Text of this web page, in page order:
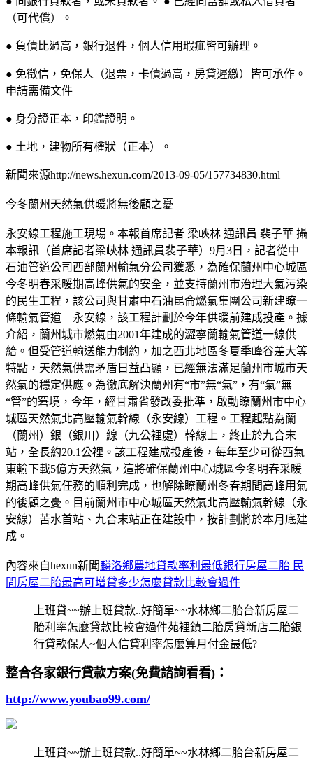
（可代償）。
● 負債比過高，銀行退件，個人信用瑕疵皆可辦理。
● 免徵信，免保人（退票，卡債過高，房貸遲繳）皆可承作。
申請需備文件
● 身分證正本，印鑑證明。
● 土地，建物所有權狀（正本）。
新聞來源http://news.hexun.com/2013-09-05/157734830.html
今冬蘭州天然氣供暖將無後顧之憂
永安線工程施工現場。本報首席記者 梁峽林 通訊員 裴子華 攝
本報訊（首席記者梁峽林 通訊員裴子華）9月3日，記者從中
石油管道公司西部蘭州輸氣分公司獲悉，為確保蘭州中心城區
今冬明春采暖期高峰供氣的安全，並支持蘭州市治理大氣污染
的民生工程，該公司與甘肅中石油昆侖燃氣集團公司新建瞭一
條輸氣管道—永安線，該工程計劃於今年供暖前建成投產。據
介紹，蘭州城市燃氣由2001年建成的澀寧蘭輸氣管道一線供
給。但受管道輸送能力制約，加之西北地區冬夏季峰谷差大等
特點，天然氣供需矛盾日益凸顯，已經無法滿足蘭州市城市天
然氣的穩定供應。為徹底解決蘭州有“市”無“氣”，有“氣”無
“管”的窘境，今年，經甘肅省發改委批準，啟動瞭蘭州市中心
城區天然氣北高壓輸氣幹線（永安線）工程。工程起點為蘭
（蘭州）銀（銀川）線（九公裡處）幹線上，終止於九合末
站，全長約20.1公裡。該工程建成投產後，每年至少可從西氣
東輸下載5億方天然氣，這將確保蘭州中心城區今冬明春采暖
期高峰供氣任務的順利完成，也解除瞭蘭州冬春期間高峰用氣
的後顧之憂。目前蘭州市中心城區天然氣北高壓輸氣幹線（永
安線）苦水首站、九合末站正在建設中，按計劃將於本月底建
成。
內容來自hexun新聞麟洛鄉農地貸款率利最低銀行房屋二胎 民
間房屋二胎最高可增貸多少怎麼貸款比較會過件
上班貸~~辦上班貸款..好簡單~~水林鄉二胎台新房屋二
胎利率怎麼貸款比較會過件苑裡鎮二胎房貸新店二胎銀
行貸款保人~個人信貸利率怎麼算月付金最低?
整合各家銀行貸款方案(免費諮詢看看)：
http://www.youbao99.com/
上班貸~~辦上班貸款..好簡單~~水林鄉二胎台新房屋二